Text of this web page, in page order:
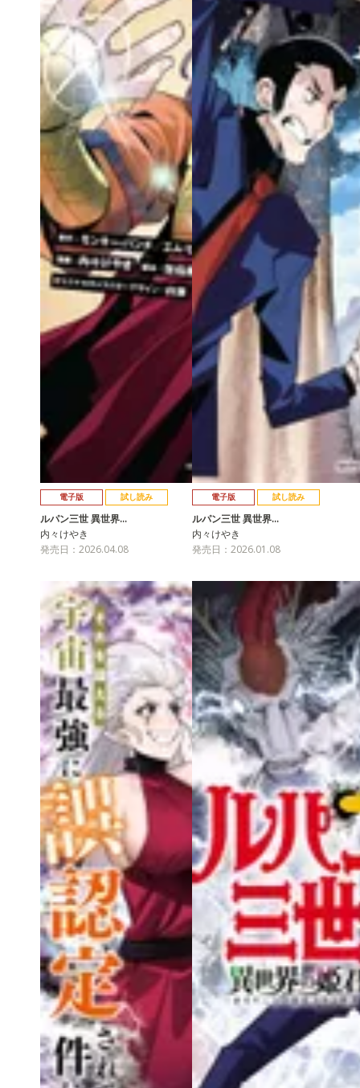
電子版 試し読み
ルパン三世 異世界…
内々けやき
発売日：2026.04.08
電子版 試し読み
ルパン三世 異世界…
内々けやき
発売日：2026.01.08